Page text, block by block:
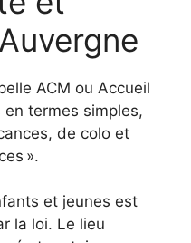
ACM ou Accueil
termes simples,
de colo et
».
et jeunes est
la loi. Le lieu